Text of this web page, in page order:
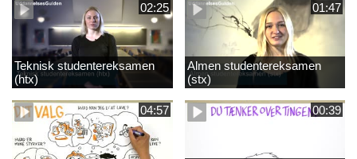
02:25
Teknisk studentereksamen
(htx)
01:47
Almen studentereksamen
(stx)
04:57 00:39